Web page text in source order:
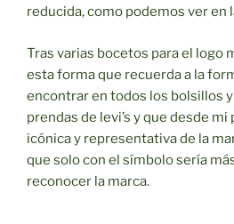
reducida, como podemos ver en
Tras varias bocetos para el logo
esta forma que recuerda a la
encontrar en todos los bolsillos
prendas de levi’s y que desde
icónica y representativa de la
que solo con el símbolo sería
reconocer la marca.